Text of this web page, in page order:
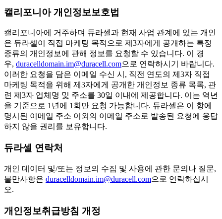
캘리포니아 개인정보보호법
캘리포니아에 거주하며 듀라셀과 현재 사업 관계에 있는 개인
은 듀라셀이 직접 마케팅 목적으로 제3자에게 공개하는 특정
종류의 개인정보에 관해 정보를 요청할 수 있습니다. 이 경
우, duracelldomain.im@duracell.com으로 연락하시기 바랍니다.
이러한 요청을 담은 이메일 수신 시, 직전 연도의 제3자 직접
마케팅 목적을 위해 제3자에게 공개한 개인정보 종류 목록, 관
련 제3자 업체명 및 주소를 30일 이내에 제공합니다. 이는 역년
을 기준으로 1년에 1회만 요청 가능합니다. 듀라셀은 이 항에
명시된 이메일 주소 이외의 이메일 주소로 발송된 요청에 응답
하지 않을 권리를 보유합니다.
듀라셀 연락처
개인 데이터 및/또는 정보의 수집 및 사용에 관한 문의나 질문,
불만사항은 duracelldomain.im@duracell.com으로 연락하십시
오.
개인정보취급방침 개정